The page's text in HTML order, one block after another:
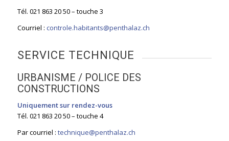
Tél. 021 863 20 50 – touche 3
Courriel : controle.habitants@penthalaz.ch
SERVICE TECHNIQUE
URBANISME / POLICE DES
CONSTRUCTIONS
Uniquement sur rendez-vous
Tél. 021 863 20 50 – touche 4
Par courriel : technique@penthalaz.ch